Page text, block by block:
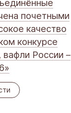
почетными
качество
конкурсе
вафли России –